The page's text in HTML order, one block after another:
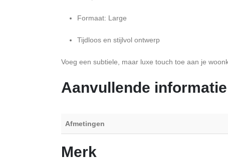
Formaat: Large
Tijdloos en stijlvol ontwerp
Voeg een subtiele, maar luxe touch toe aan je
Aanvullende informatie
Afmetingen
Merk